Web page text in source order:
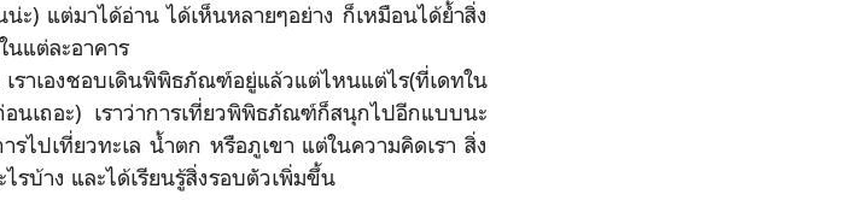
ะ) แต่มาได้อ่าน ได้เห็นหลายๆอย่าง ก็เหมือนได้ย้ำสิ่ง
นแต่ละอาคาร
าเองชอบเดินพิพิธภัณฑ์อยู่แล้วแต่ไหนแต่ไร(ที่เดทใน
เถอะ) เราว่าการเที่ยวพิพิธภัณฑ์ก็สนุกไปอีกแบบนะ
รไปเที่ยวทะเล น้ำตก หรือภูเขา แต่ในความคิดเรา สิ่ง
รบ้าง และได้เรียนรู้สิ่งรอบตัวเพิ่มขึ้น